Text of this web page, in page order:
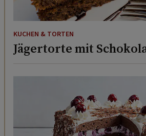
KUCHEN & TORTEN
Jägertorte mit